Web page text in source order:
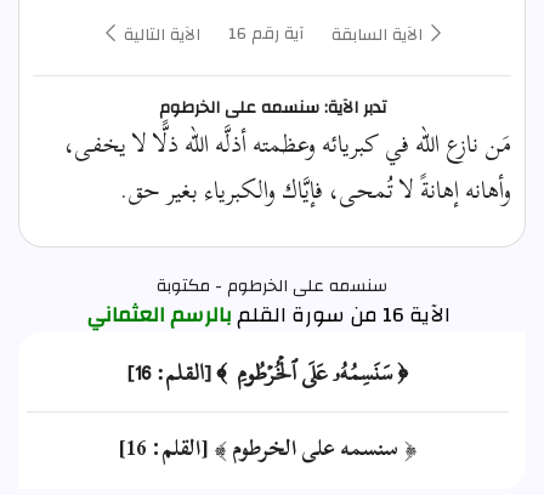
الآية السابقة آية رقم 16 الآية التالية
تدبر الآية: سنسمه على الخرطوم
مَن نازع الله في كبريائه وعظمته أذلَّه الله ذلًّا لا يخفى،
وأهانه إهانةً لا تُمحى، فإيَّاك والكبرياء بغير حق.
سنسمه على الخرطوم - مكتوبة
الآية 16 من سورة القلم بالرسم العثماني
﴿ سَنَسِمُهُۥ عَلَى ٱلۡخُرۡطُومِ ﴾ [القلم: 16]
﴿ سنسمه على الخرطوم ﴾ [القلم: 16]